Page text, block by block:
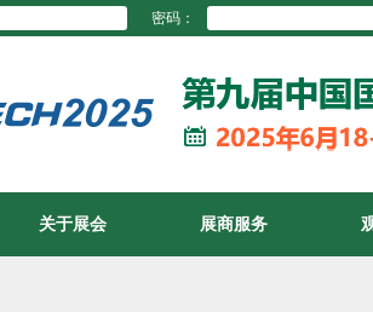
密码：
关于展会 展商服务